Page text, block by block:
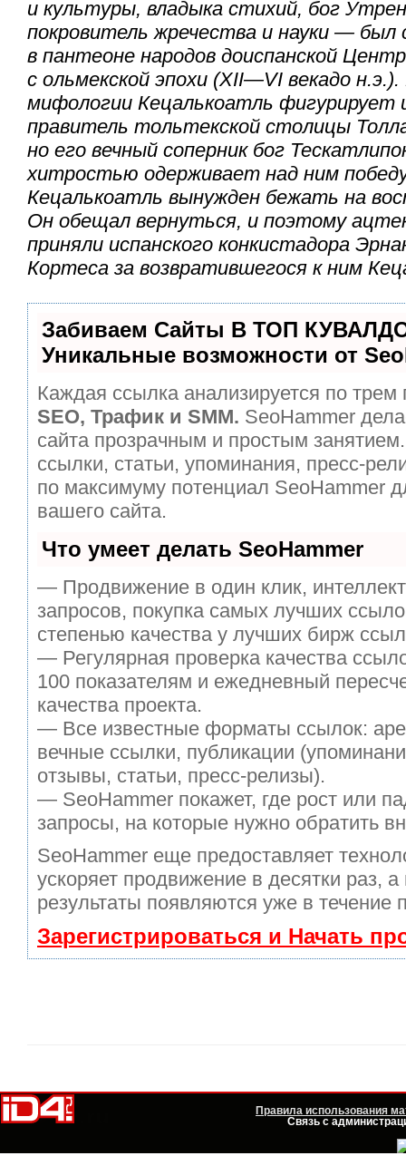
и культуры, владыка стихий, бог
покровитель жречества и науки —
в пантеоне народов доиспанской
с ольмекской эпохи (ХII—VI векадо
мифологии Кецалькоатль фигурирует
правитель тольтекской столицы
но его вечный соперник бог
хитростью одерживает над ним
Кецалькоатль вынужден бежать на
Он обещал вернуться, и поэтому
приняли испанского конкистадора
Кортеса за возвратившегося к ним
Забиваем Сайты В ТОП
Уникальные возможности от
Каждая ссылка анализируется по трем
SEO, Трафик и SMM. SeoHammer
сайта прозрачным и простым
ссылки, статьи, упоминания, пресс-
по максимуму потенциал SeoHammer
вашего сайта.
Что умеет делать SeoHammer
— Продвижение в один клик,
запросов, покупка самых лучших
степенью качества у лучших бирж
— Регулярная проверка качества
100 показателям и ежедневный
качества проекта.
— Все известные форматы ссылок:
вечные ссылки, публикации
отзывы, статьи, пресс-релизы).
— SeoHammer покажет, где рост или
запросы, на которые нужно обратить
SeoHammer еще предоставляет
ускоряет продвижение в десятки раз,
результаты появляются уже в течение
Зарегистрироваться и Начать
Правила использования
Связь с